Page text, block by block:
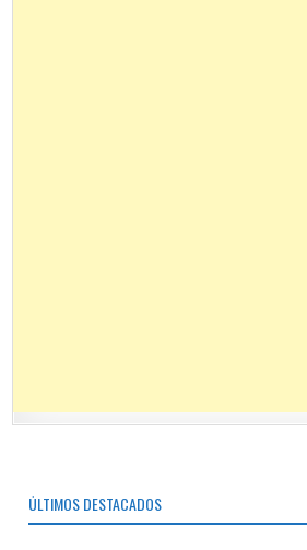
ÚLTIMOS DESTACADOS